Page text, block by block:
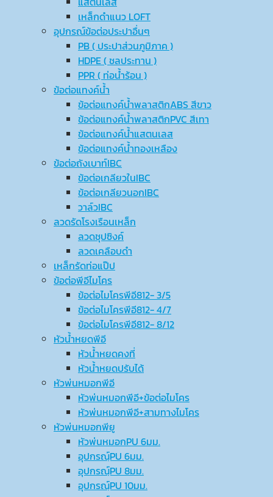
เหล็กดำแนว LOFT
อุปกรณ์ข้อต่อประปาอื่นๆ
PB ( ประปาส่วนภูมิภาค )
HDPE ( ชลประทาน )
PPR ( ท่อน้ำร้อน )
ข้อต่อแทงค์น้ำ
ข้อต่อแทงค์น้ำพลาสติกABS สีขาว
ข้อต่อแทงค์น้ำพลาสติกPVC สีเทา
ข้อต่อแทงค์น้ำแสตนเลส
ข้อต่อแทงค์น้ำทองเหลือง
ข้อต่อถังเบาท์IBC
ข้อต่อเกลียวในIBC
ข้อต่อเกลียวนอกIBC
วาล์วIBC
ลวดรัดโรงเรือนเหล็ก
ลวดชุปซิงค์
ลวดเคลือบดำ
เหล็กรัดท่อแป๊ป
ข้อต่อพีอีไมโคร
ข้อต่อไมโครพีอี812- 3/5
ข้อต่อไมโครพีอี812- 4/7
ข้อต่อไมโครพีอี812- 8/12
หัวน้ำหยดพีอี
หัวน้ำหยดคงที่
หัวน้ำหยดปรับได้
หัวพ่นหมอกพีอี
หัวพ่นหมอกพีอี+ข้อต่อไมโคร
หัวพ่นหมอกพีอี+สามทางไมโคร
หัวพ่นหมอกพียู
หัวพ่นหมอกPU 6มม.
อุปกรณ์ฺPU 6มม.
อุปกรณ์ฺPU 8มม.
อุปกรณ์ฺPU 10มม.